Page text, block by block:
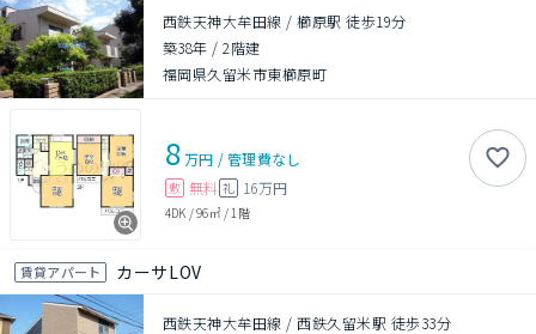
西鉄天神大牟田線 / 櫛原駅 徒歩19分
築38年 /2階建
福岡県久留米市東櫛原町
8万円 /管理費なし
敷 無料 礼 16万円
4DK /96㎡/ 1階
賃貸アパート カーサLOV
西鉄天神大牟田線 / 西鉄久留米駅 徒歩33分